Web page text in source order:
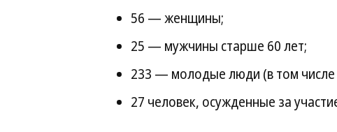
56 — женщины;
25 — мужчины старше 60 лет;
233 — молодые люди (в том
27 человек, осужденные за